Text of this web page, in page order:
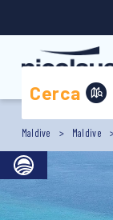
Cerca
Maldive Maldive